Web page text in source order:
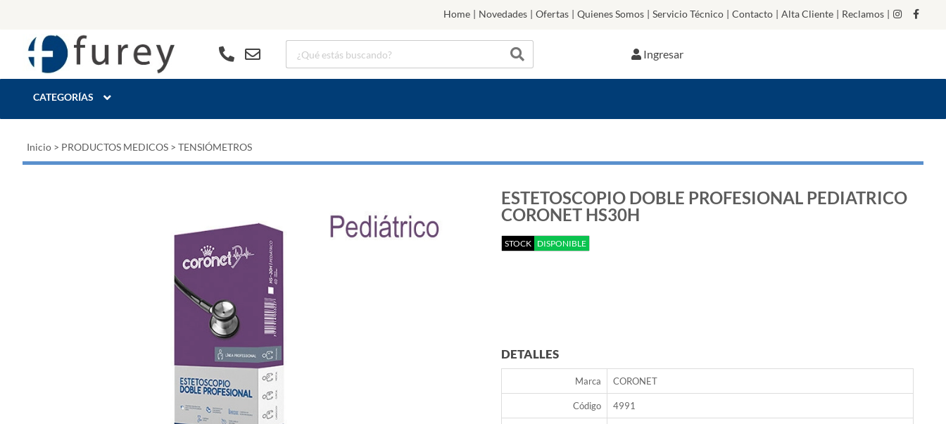
Home | Novedades | Ofertas | Quienes Somos | Servicio Técnico | Contacto | Alta Cliente | Reclamos |
Ingresar
CATEGORÍAS
Inicio > PRODUCTOS MEDICOS > TENSIÓMETROS
ESTETOSCOPIO DOBLE PROFESIONAL PEDIATRICO
CORONET HS30H
STOCK DISPONIBLE
DETALLES
Marca CORONET
Código 4991